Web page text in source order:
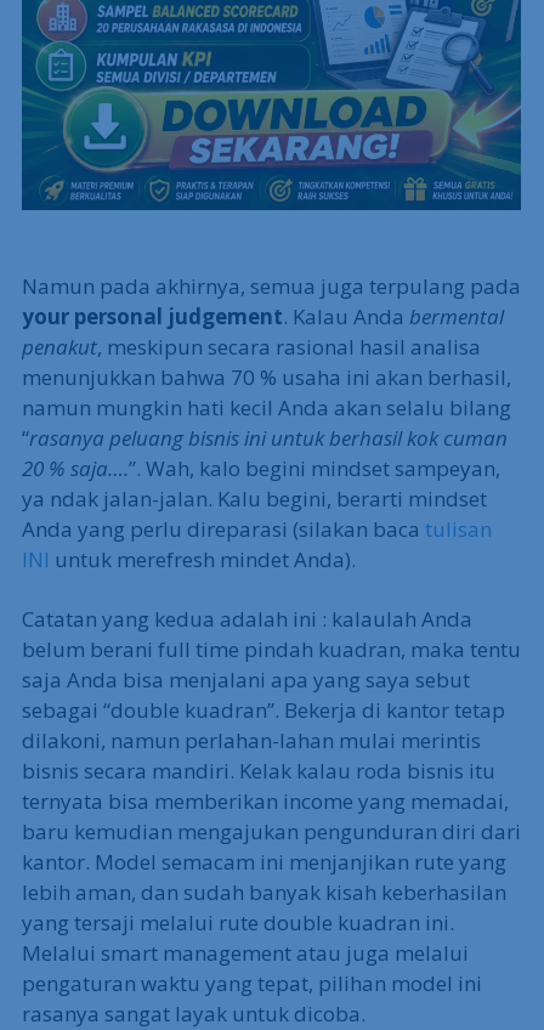
Namun pada akhirnya, semua juga terpulang pada
your personal judgement. Kalau Anda bermental
penakut, meskipun secara rasional hasil analisa
menunjukkan bahwa 70 % usaha ini akan berhasil,
namun mungkin hati kecil Anda akan selalu bilang
“rasanya peluang bisnis ini untuk berhasil kok cuman
20 % saja….”. Wah, kalo begini mindset sampeyan,
ya ndak jalan-jalan. Kalu begini, berarti mindset
Anda yang perlu direparasi (silakan baca tulisan
INI untuk merefresh mindet Anda).
Catatan yang kedua adalah ini : kalaulah Anda
belum berani full time pindah kuadran, maka tentu
saja Anda bisa menjalani apa yang saya sebut
sebagai “double kuadran”. Bekerja di kantor tetap
dilakoni, namun perlahan-lahan mulai merintis
bisnis secara mandiri. Kelak kalau roda bisnis itu
ternyata bisa memberikan income yang memadai,
baru kemudian mengajukan pengunduran diri dari
kantor. Model semacam ini menjanjikan rute yang
lebih aman, dan sudah banyak kisah keberhasilan
yang tersaji melalui rute double kuadran ini.
Melalui smart management atau juga melalui
pengaturan waktu yang tepat, pilihan model ini
rasanya sangat layak untuk dicoba.